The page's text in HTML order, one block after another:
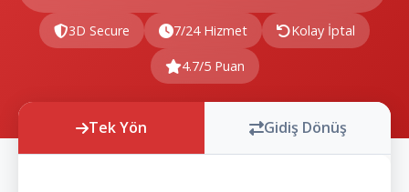
3D Secure 7/24 Hizmet Kolay İptal
4.7/5 Puan
Tek Yön Gidiş Dönüş